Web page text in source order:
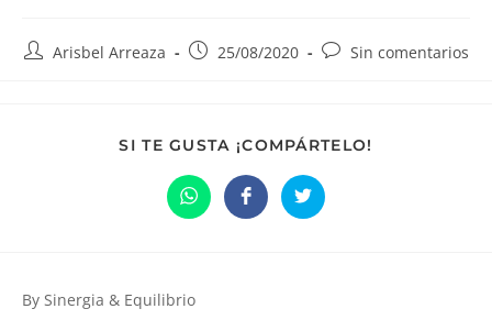
AutorArisbel Arreaza
Publicación
25/08/2020
Comentarios
Sin comentarios
SI TE GUSTA ¡COMPÁRTELO!
Se
abre
Se
abre
Se
abre
By Sinergia & Equilibrio